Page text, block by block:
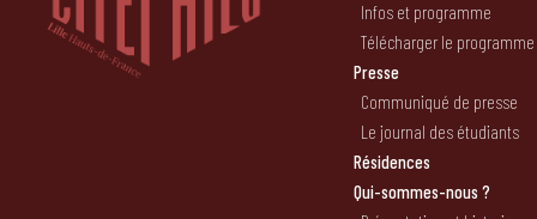
Infos et programme
Télécharger le programme
Presse
Communiqué de presse
Le journal des étudiants
Résidences
Qui-sommes-nous ?